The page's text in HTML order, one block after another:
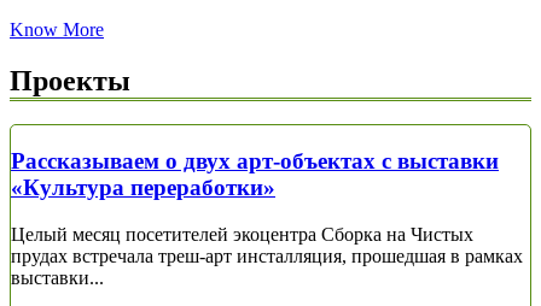
Know More
Проекты
Рассказываем о двух арт-объектах с выставки
«Культура переработки»
Целый месяц посетителей экоцентра Сборка на Чистых
прудах встречала треш-арт инсталляция, прошедшая в рамках
выставки...